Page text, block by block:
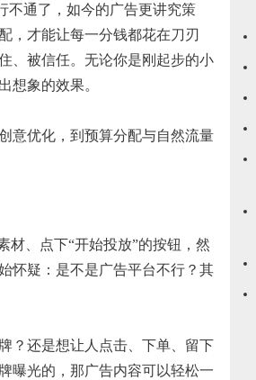
不通了，如今的广告更讲究策
，才能让每一分钱都花在刀刃
、被信任。无论你是刚起步的小
想象的效果。
意优化，到预算分配与自然流量
材、点下“开始投放”的按钮，然
怀疑：是不是广告平台不行？其
？还是想让人点击、下单、留下
曝光的，那广告内容可以轻松一